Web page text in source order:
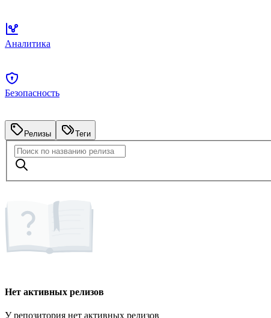
Аналитика
Безопасность
Релизы Теги
Нет активных релизов
У репозитория нет активных релизов